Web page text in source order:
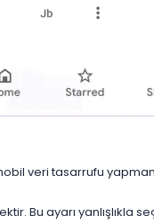
veri tasarrufu
ayarı yanlışlıkla